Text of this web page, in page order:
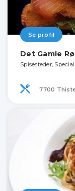
Se profil
Det Gamle
Spisesteder,
7700